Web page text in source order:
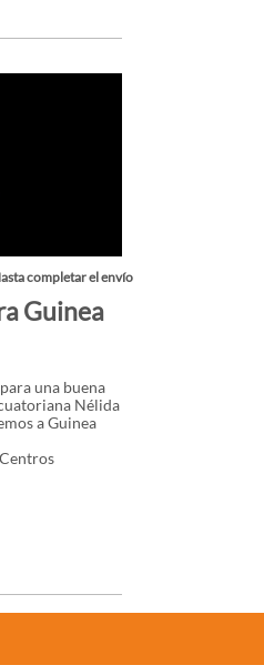
completar el envío
Guinea
una buena
Nélida
a Guinea